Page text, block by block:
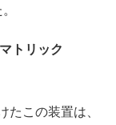
トリック
この装置は、